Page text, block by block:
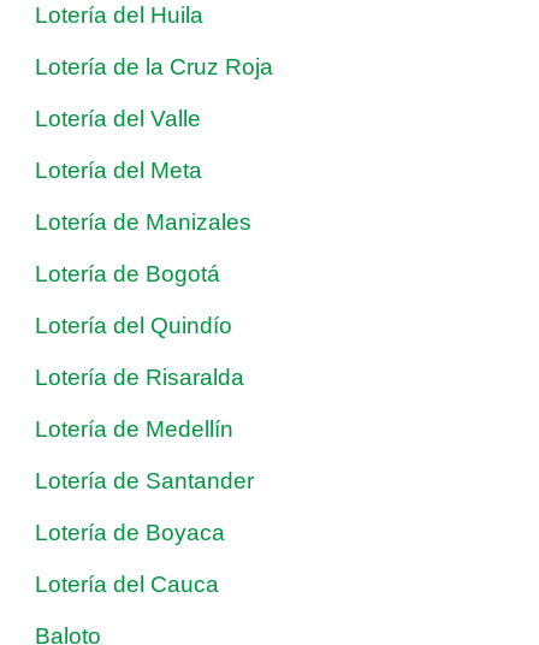
Lotería del Huila
Lotería de la Cruz Roja
Lotería del Valle
Lotería del Meta
Lotería de Manizales
Lotería de Bogotá
Lotería del Quindío
Lotería de Risaralda
Lotería de Medellín
Lotería de Santander
Lotería de Boyaca
Lotería del Cauca
Baloto